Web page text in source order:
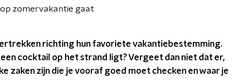
zomervakantie gaat
richting hun favoriete vakantiebestemming.
cocktail op het strand ligt? Vergeet dan niet dat er,
zaken zijn die je vooraf goed moet checken en waar je